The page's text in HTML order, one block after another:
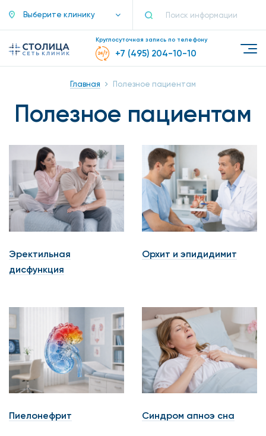
Выберите клинику
Круглосуточная запись по телефону
+7 (495) 204-10-10
Главная Полезное пациентам
Полезное пациентам
Эректильная
дисфункция
Орхит и эпидидимит
Пиелонефрит Синдром апноэ сна